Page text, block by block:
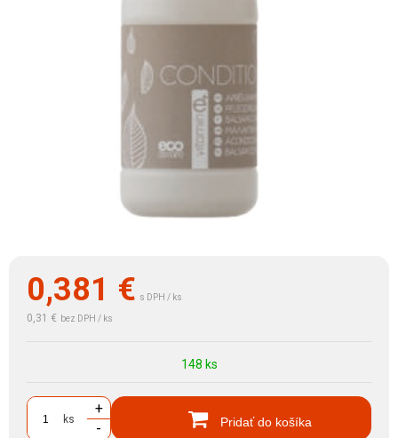
0,381 € s DPH / ks
0,31 € bez DPH / ks
148 ks
ks
+
-
Pridať do košíka